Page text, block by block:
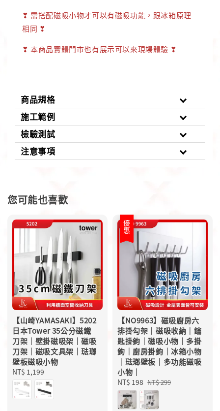
❣ 需搭配磁吸小物才可以有磁吸功能，跟冰箱原理
相同 ❣
❣本商品實體門市也有展示可以來現場體驗 ❣
商品規格
施工範例
檢驗測試
注意事項
您可能也喜歡
【山崎YAMASAKI】5202
日本Tower 35公分磁鐵
刀架｜壁掛磁吸架｜磁吸
刀架｜磁吸文具架｜琺瑯
壁板磁吸小物
Regular
price
NT$ 1,199
優惠
【NO9963】磁吸廚房六
排掛勾架｜磁吸收納｜鑰
匙掛鉤｜磁吸小物｜多掛
鉤｜廚房掛鉤｜冰箱小物
｜琺瑯壁板｜多功能磁吸
小物｜
Sale
price
NT$ 198 Regular
price
NT$ 299